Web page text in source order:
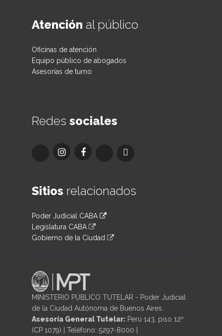
Atención al público
Oficinas de atención
Equipo público de abogados
Asesorías de turno
Redes sociales
Sitios relacionados
Poder Judicial CABA
Legislatura CABA
Gobierno de la Ciudad
MINISTERIO PÚBLICO TUTELAR - Poder Judicial
de la Ciudad Autónoma de Buenos Aires.
Asesoría General Tutelar: Perú 143, piso 12º
(CP 1079) | Teléfono: 5297-8000 |